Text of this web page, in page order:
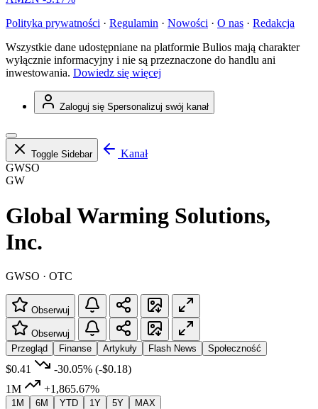
Polityka prywatności · Regulamin · Nowości · O nas · Redakcja
Wszystkie dane udostępniane na platformie Bulios mają charakter
wyłącznie informacyjny i nie są przeznaczone do handlu ani
inwestowania. Dowiedz się więcej
Zaloguj się Spersonalizuj swój kanał
Toggle Sidebar
Kanał
GWSO
GW
Global Warming Solutions,
Inc.
GWSO · OTC
Obserwuj
Obserwuj
Przegląd
Finanse Artykuły Flash News Społeczność
$0.41 -30.05% (-$0.18)
1M
+1,865.67%
1M 6M YTD 1Y 5Y MAX